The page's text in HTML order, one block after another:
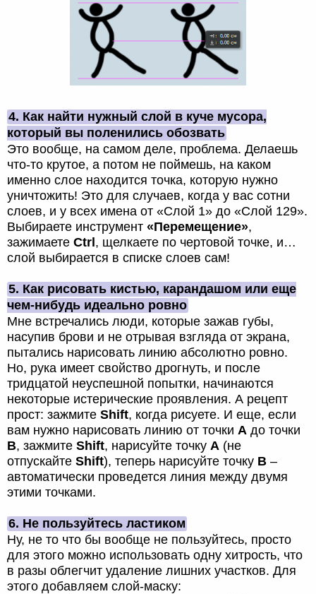
4. Как найти нужный слой в куче мусора,
который вы поленились обозвать
Это вообще, на самом деле, проблема. Делаешь
что-то крутое, а потом не поймешь, на каком
именно слое находится точка, которую нужно
уничтожить! Это для случаев, когда у вас сотни
слоев, и у всех имена от «Слой 1» до «Слой 129».
Выбираете инструмент «Перемещение»,
зажимаете Ctrl, щелкаете по чертовой точке, и…
слой выбирается в списке слоев сам!
5. Как рисовать кистью, карандашом или еще
чем-нибудь идеально ровно
Мне встречались люди, которые зажав губы,
насупив брови и не отрывая взгляда от экрана,
пытались нарисовать линию абсолютно ровно.
Но, рука имеет свойство дрогнуть, и после
тридцатой неуспешной попытки, начинаются
некоторые истерические проявления. А рецепт
прост: зажмите Shift, когда рисуете. И еще, если
вам нужно нарисовать линию от точки A до точки
B, зажмите Shift, нарисуйте точку A (не
отпускайте Shift), теперь нарисуйте точку B –
автоматически проведется линия между двумя
этими точками.
6. Не пользуйтесь ластиком
Ну, не то что бы вообще не пользуйтесь, просто
для этого можно использовать одну хитрость, что
в разы облегчит удаление лишних участков. Для
этого добавляем слой-маску: